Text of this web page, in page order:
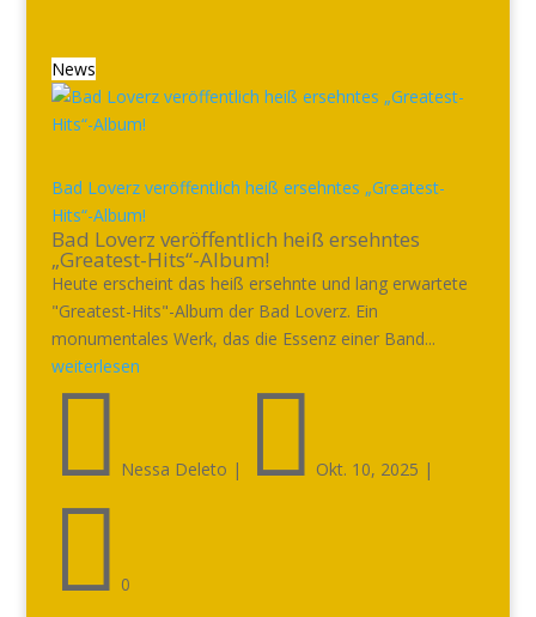
News
Bad Loverz veröffentlich heiß ersehntes „Greatest-
Hits“-Album!
Bad Loverz veröffentlich heiß ersehntes
„Greatest-Hits“-Album!
Heute erscheint das heiß ersehnte und lang erwartete
"Greatest-Hits"-Album der Bad Loverz. Ein
monumentales Werk, das die Essenz einer Band...
weiterlesen
 Nessa Deleto |  Okt. 10, 2025 |
 0